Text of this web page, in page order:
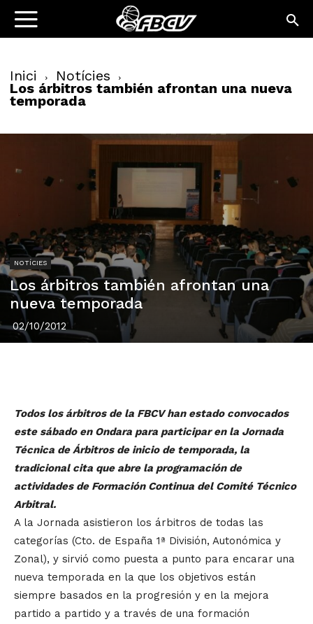
Inici Notícies
Los árbitros también afrontan una nueva
temporada
NOTÍCIES
Los árbitros también afrontan una
nueva temporada
02/10/2012
Todos los árbitros de la FBCV han estado convocados
este sábado en Ondara para participar en la Jornada
Técnica de Árbitros de inicio de temporada, la
tradicional cita que abre la programación de
actividades de Formación Continua del Comité Técnico
Arbitral.
A la Jornada asistieron los árbitros de todas las
categorías (Cto. de España 1ª División, Autonómica y
Zonal), y sirvió como puesta a punto para encarar una
nueva temporada en la que los objetivos están
siempre basados en la progresión y en la mejora
partido a partido y a través de una formación